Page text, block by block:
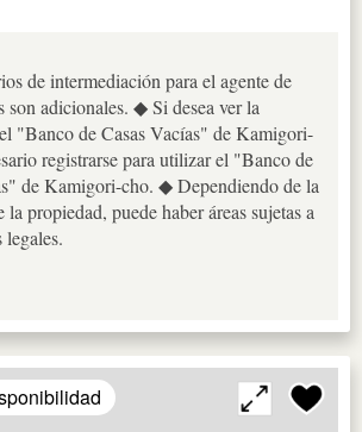
de intermediación para el agente de
son adicionales. ◆ Si desea ver la
"Banco de Casas Vacías" de Kamigori-
registrarse para utilizar el "Banco de
de Kamigori-cho. ◆ Dependiendo de la
propiedad, puede haber áreas sujetas a
legales.